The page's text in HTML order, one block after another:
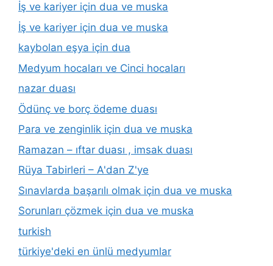
İş ve kariyer için dua ve muska
İş ve kariyer için dua ve muska
kaybolan eşya için dua
Medyum hocaları ve Cinci hocaları
nazar duası
Ödünç ve borç ödeme duası
Para ve zenginlik için dua ve muska
Ramazan – ıftar duası , imsak duası
Rüya Tabirleri – A'dan Z'ye
Sınavlarda başarılı olmak için dua ve muska
Sorunları çözmek için dua ve muska
turkish
türkiye'deki en ünlü medyumlar